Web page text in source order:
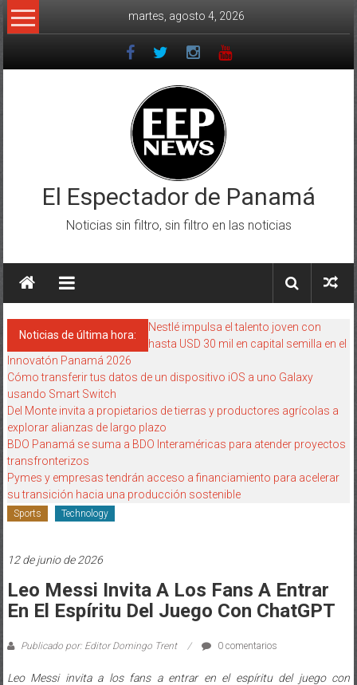
Saltar
al
martes, agosto 4, 2026
El Espectador de Panamá
Noticias sin filtro, sin filtro en las noticias
Noticias de última hora:
Nestlé impulsa el talento joven con
hasta USD 30 mil en capital semilla en el
Innovatón Panamá 2026
Cómo transferir tus datos de un dispositivo iOS a uno Galaxy
usando Smart Switch
Del Monte invita a propietarios de tierras y productores agrícolas a
explorar alianzas de largo plazo
BDO Panamá se suma a BDO Interaméricas para atender proyectos
transfronterizos
Pymes y empresas tendrán acceso a financiamiento para acelerar
su transición hacia una producción sostenible
Sports Technology
12 de junio de 2026
Leo Messi Invita A Los Fans A Entrar
En El Espíritu Del Juego Con ChatGPT
Publicado por: Editor Domingo Trent 0 comentarios
Leo Messi invita a los fans a entrar en el espíritu del juego con